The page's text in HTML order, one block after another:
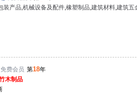
装产品,机械设备及配件,橡塑制品,建筑材料,建筑五
免费会员 第18年
木制品